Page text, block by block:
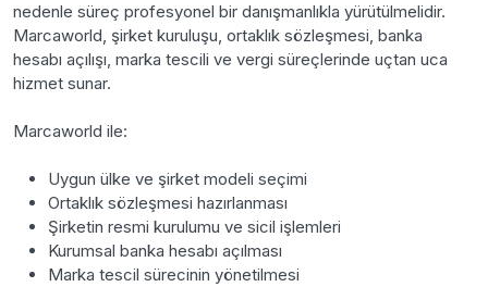
nedenle süreç profesyonel bir danışmanlıkla yürütülmelidir.
Marcaworld, şirket kuruluşu, ortaklık sözleşmesi, banka
hesabı açılışı, marka tescili ve vergi süreçlerinde uçtan uca
hizmet sunar.
Marcaworld ile:
Uygun ülke ve şirket modeli seçimi
Ortaklık sözleşmesi hazırlanması
Şirketin resmi kurulumu ve sicil işlemleri
Kurumsal banka hesabı açılması
Marka tescil sürecinin yönetilmesi